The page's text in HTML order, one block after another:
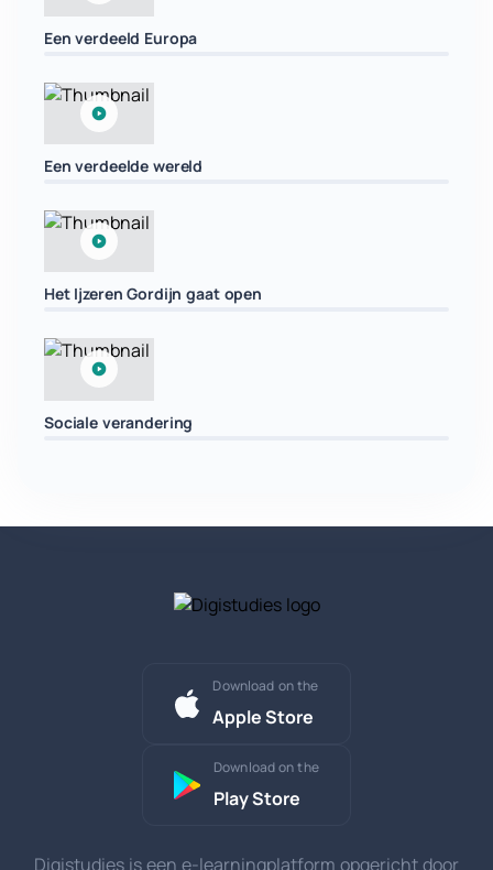
Een verdeeld Europa
Een verdeelde wereld
Het Ijzeren Gordijn gaat open
Sociale verandering
Download on the
Apple Store
Download on the
Play Store
Digistudies is een e-learningplatform opgericht door